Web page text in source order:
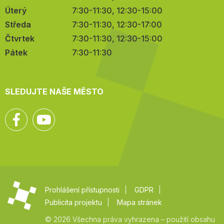
Úterý
7:30-11:30, 12:30-15:00
Středa
7:30-11:30, 12:30-17:00
Čtvrtek
7:30-11:30, 12:30-15:00
Pátek
7:30-11:30
SLEDUJTE NAŠE MĚSTO
Facebook
Prohlášení přístupnosti
GDPR
Publicita projektu
Mapa stránek
© 2026 Všechna práva vyhrazena – použití obsahu